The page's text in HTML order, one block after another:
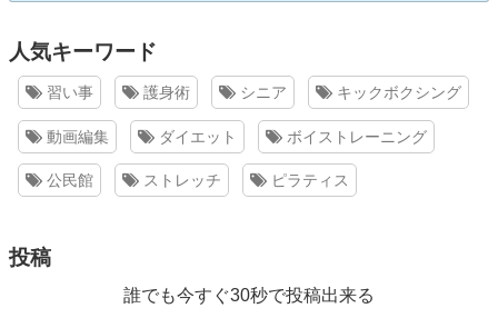
人気キーワード
習い事 護身術 シニア キックボクシング
動画編集 ダイエット ボイストレーニング
公民館 ストレッチ ピラティス
投稿
誰でも今すぐ30秒で投稿出来る